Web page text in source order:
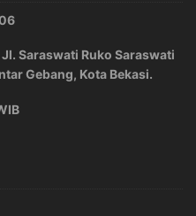
Saraswati Ruko Saraswati
Gebang, Kota Bekasi.